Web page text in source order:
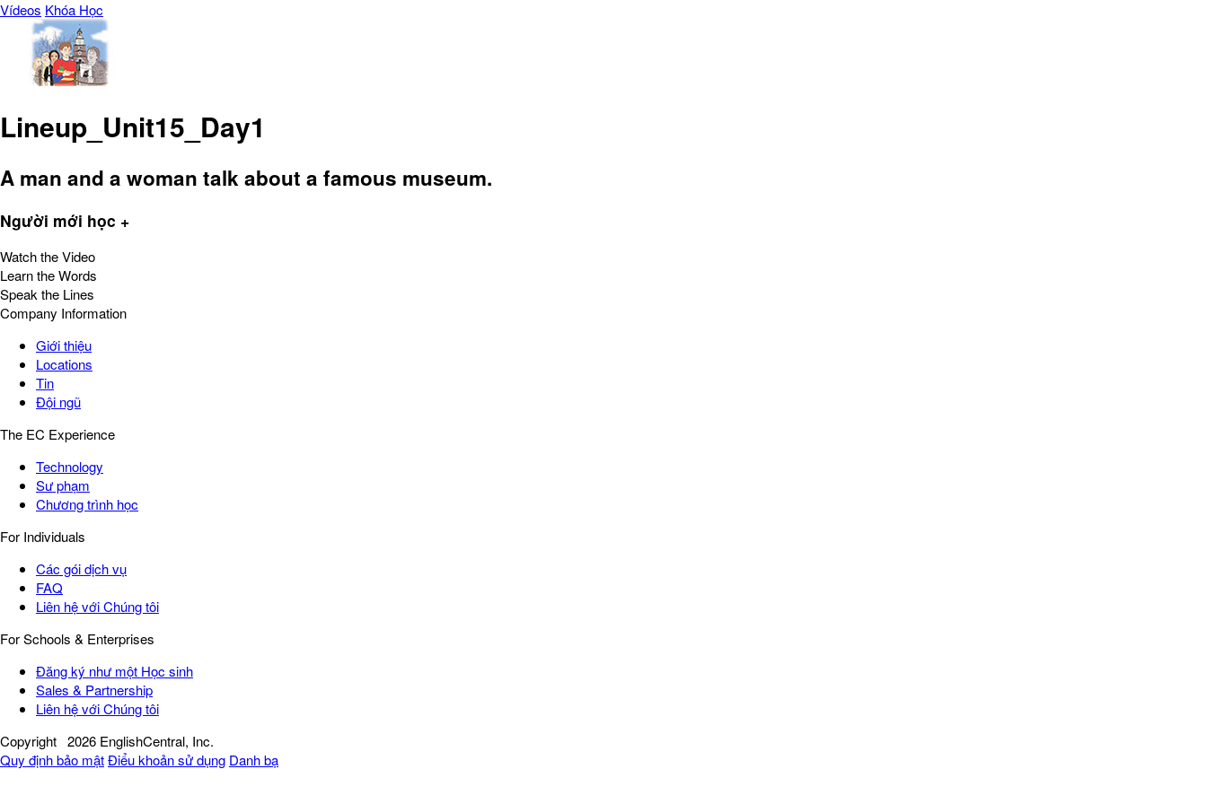
Vídeos Khóa Học
Lineup_Unit15_Day1
A man and a woman talk about a famous museum.
Người mới học +
Watch the Video
Learn the Words
Speak the Lines
Company Information
Giới thiệu
Locations
Tin
Đội ngũ
The EC Experience
Technology
Sư phạm
Chương trình học
For Individuals
Các gói dịch vụ
FAQ
Liên hệ với Chúng tôi
For Schools & Enterprises
Đăng ký như một Học sinh
Sales & Partnership
Liên hệ với Chúng tôi
Copyright 2026 EnglishCentral, Inc.
Quy định bảo mậtĐiểu khoản sử dụng Danh bạ